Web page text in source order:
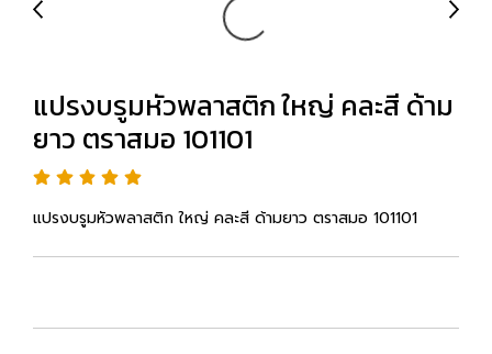
แปรงบรูมหัวพลาสติก ใหญ่ คละสี ด้าม
ยาว ตราสมอ 101101
แปรงบรูมหัวพลาสติก ใหญ่ คละสี ด้ามยาว ตราสมอ 101101